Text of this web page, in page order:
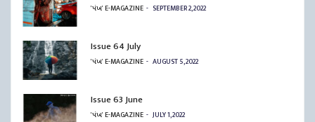
'પંખ' E-MAGAZINE SEPTEMBER 2, 2022
Issue 64 July
'પંખ' E-MAGAZINE AUGUST 5, 2022
Issue 63 June
'પંખ' E-MAGAZINE JULY 1, 2022